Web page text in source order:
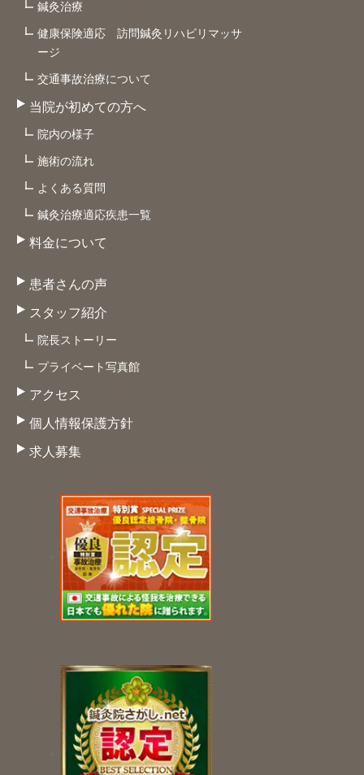
鍼灸治療
健康保険適応 訪問鍼灸リハビリマッサ
ージ
交通事故治療について
当院が初めての方へ
院内の様子
施術の流れ
よくある質問
鍼灸治療適応疾患一覧
料金について
患者さんの声
スタッフ紹介
院長ストーリー
プライベート写真館
アクセス
個人情報保護方針
求人募集